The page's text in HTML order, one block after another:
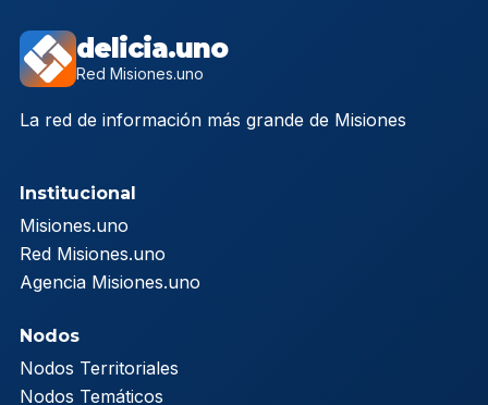
delicia.uno
Red Misiones.uno
La red de información más grande de Misiones
Institucional
Misiones.uno
Red Misiones.uno
Agencia Misiones.uno
Nodos
Nodos Territoriales
Nodos Temáticos